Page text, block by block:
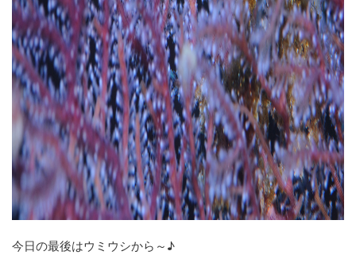
今日の最後はウミウシから～♪